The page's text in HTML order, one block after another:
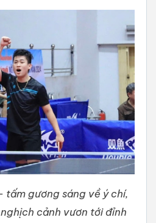
gương sáng về ý chí,
cảnh vươn tới đỉnh